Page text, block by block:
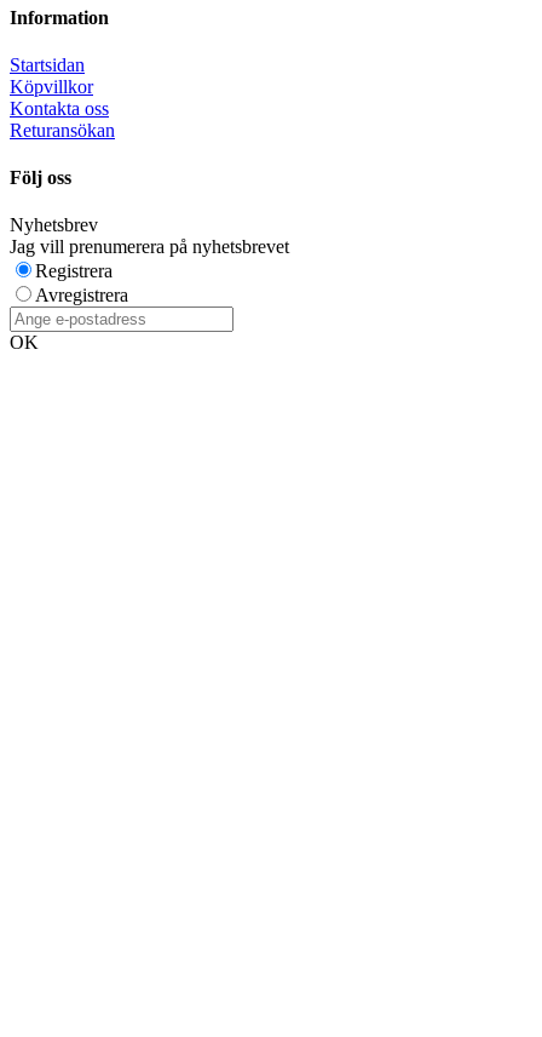
Information
Startsidan
Köpvillkor
Kontakta oss
Returansökan
Följ oss
Nyhetsbrev
Jag vill prenumerera på nyhetsbrevet
Registrera
Avregistrera
OK